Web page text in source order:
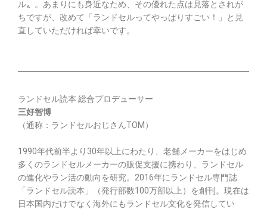
ル〟。あまりにも身近なため、その優れた点は見落とされが
ちですが、改めて「ランドセルってやっぱりすごい！」と見
直していただければ幸いです。
ランドセル読本 総合プロデューサー
三好智博
（通称：ランドセルおじさんTOM）
1990年代前半より30年以上にわたり、老舗メーカーをはじめ
多くのランドセルメーカーの販促支援に携わり、ランドセル
の進化やラン活の動向を研究。2016年にランドセル専門誌
「ランドセル読本」（発行部数100万部以上）を創刊。現在は
日本国内だけでなく海外にもランドセル文化を発信してい